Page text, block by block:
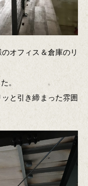
オフィス＆倉庫のリ
。
と引き締まった雰囲